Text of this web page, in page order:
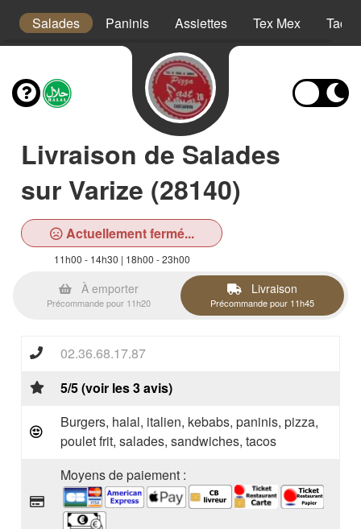
Salades Paninis Assiettes Tex Mex Tacos
Livraison de Salades
sur Varize (28140)
Actuellement fermé...
11h00 - 14h30 | 18h00 - 23h00
À emporter
Précommande pour 11h20
Livraison
Précommande pour 11h45
02.36.68.17.87
5/5 (voir les 3 avis)
Burgers, halal, italien, kebabs, paninis, pizza,
poulet frit, salades, sandwiches, tacos
Moyens de paiement :